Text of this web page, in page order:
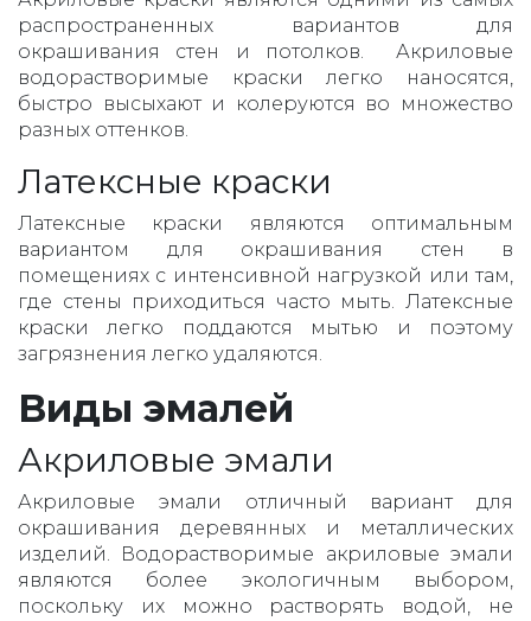
распространенных вариантов для
окрашивания стен и потолков. Акриловые
водорастворимые краски легко наносятся,
быстро высыхают и колеруются во множество
разных оттенков.
Латексные краски
Латексные краски являются оптимальным
вариантом для окрашивания стен в
помещениях с интенсивной нагрузкой или там,
где стены приходиться часто мыть. Латексные
краски легко поддаются мытью и поэтому
загрязнения легко удаляются.
Виды эмалей
Акриловые эмали
Акриловые эмали отличный вариант для
окрашивания деревянных и металлических
изделий. Водорастворимые акриловые эмали
являются более экологичным выбором,
поскольку их можно растворять водой, не